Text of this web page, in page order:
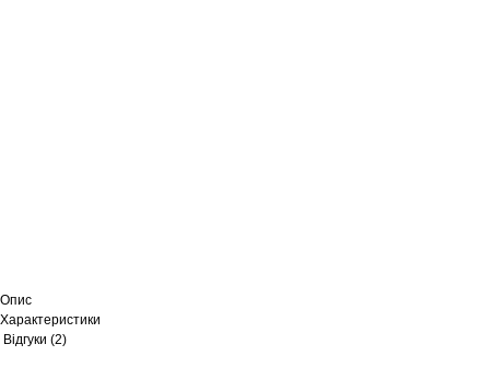
Опис
Характеристики
Відгуки (2)